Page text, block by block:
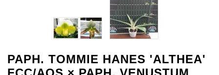
PAPH. TOMMIE HANES 'ALTHEA'